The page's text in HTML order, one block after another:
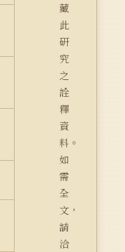
藏
此
研
究
之
詮
釋
資
料。
如
需
全
文，
請
洽